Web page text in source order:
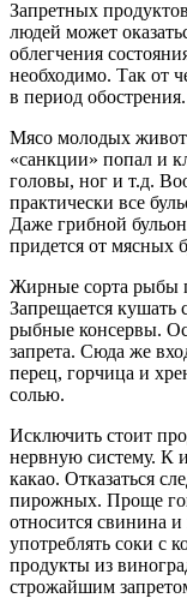
Запретных
людей может
облегчения
необходимо. Так от
в период обострения.
Мясо молодых
«санкции» попал и
головы, ног и т.д.
практически все
Даже грибной бульон
придется от мясных
Жирные сорта рыбы
Запрещается
рыбные консервы.
запрета. Сюда же
перец, горчица и
солью.
Исключить стоит
нервную систему. К
какао. Отказаться
пирожных. Проще
относится свинина
употреблять соки с
продукты из
строжайшим